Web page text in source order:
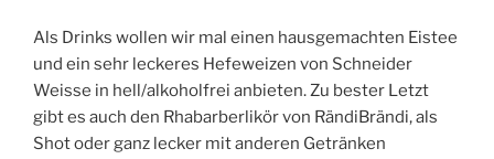
Als Drinks wollen wir mal einen hausgemachten Eistee
und ein sehr leckeres Hefeweizen von Schneider
Weisse in hell/alkoholfrei anbieten. Zu bester Letzt
gibt es auch den Rhabarberlikör von RändiBrändi, als
Shot oder ganz lecker mit anderen Getränken